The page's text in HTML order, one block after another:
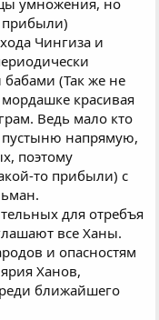
умножения, но
прибыли)
Чингиза и
(Так же не
красивая
Ведь мало кто
пустыню напрямую,
поэтому
то прибыли) с
для отребъя
все Ханы.
и опасностям
Ханов,
ближайшего